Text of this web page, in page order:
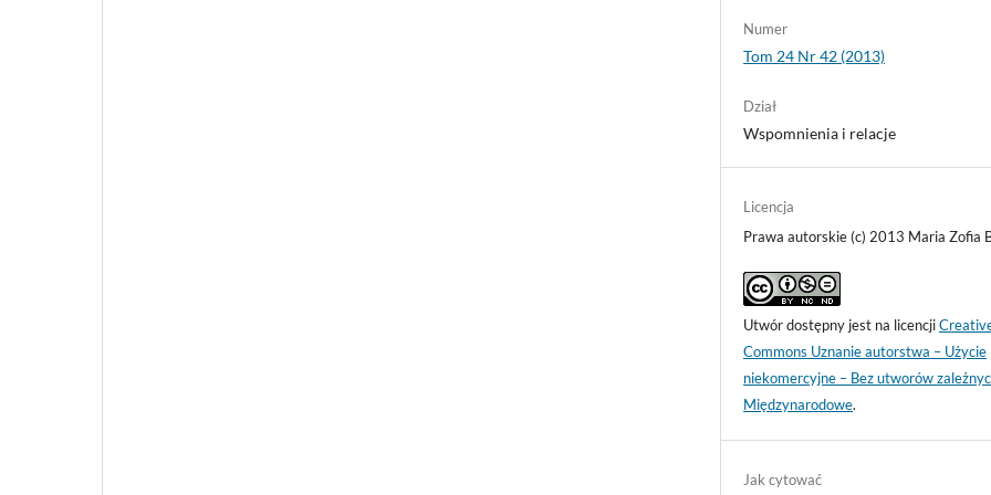
Numer
Tom 24 Nr 42 (2013)
Dział
Wspomnienia i relacje
Licencja
Prawa autorskie (c) 2013 Maria Zofia
Utwór dostępny jest na licencji
Commons Uznanie autorstwa – Użycie
niekomercyjne – Bez utworów
Międzynarodowe.
Jak cytować